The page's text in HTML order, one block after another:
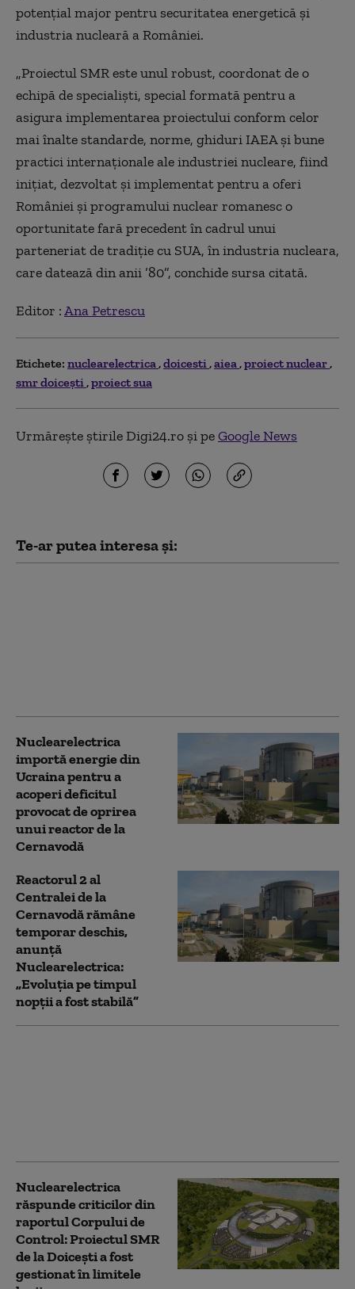
potențial major pentru securitatea energetică și
industria nucleară a României.
„Proiectul SMR este unul robust, coordonat de o
echipă de specialiști, special formată pentru a
asigura implementarea proiectului conform celor
mai înalte standarde, norme, ghiduri IAEA și bune
practici internaționale ale industriei nucleare, fiind
inițiat, dezvoltat și implementat pentru a oferi
României și programului nuclear romanesc o
oportunitate fară precedent în cadrul unui
parteneriat de tradiție cu SUA, în industria nucleara,
care datează din anii ’80”, conchide sursa citată.
Editor :Ana Petrescu
Etichete: nuclearelectrica doicesti aiea proiect nuclear
smr doicești proiect sua
Urmărește știrile Digi24.ro și peGoogle News
Te-ar putea interesa și:
Nuclearelectrica
importă energie din
Ucraina pentru a
acoperi deficitul
provocat de oprirea
unui reactor de la
Cernavodă
Reactorul 2 al
Centralei de la
Cernavodă rămâne
temporar deschis,
anunță
Nuclearelectrica:
„Evoluția pe timpul
nopții a fost stabilă”
Nuclearelectrica
răspunde criticilor din
raportul Corpului de
Control: Proiectul SMR
de la Doicești a fost
gestionat în limitele